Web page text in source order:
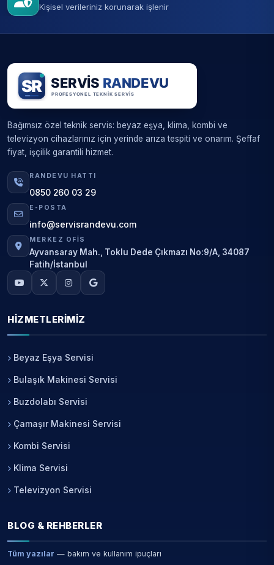
Kişisel verileriniz korunarak işlenir
Bağımsız özel teknik servis: beyaz eşya, klima, kombi ve
televizyon cihazlarınız için yerinde arıza tespiti ve onarım. Şeffaf
fiyat, işçilik garantili hizmet.
RANDEVU HATTI
0850 260 03 29
E-POSTA
info@servisrandevu.com
MERKEZ OFIS
Ayvansaray Mah., Toklu Dede Çıkmazı No:9/A, 34087
Fatih/İstanbul
HIZMETLERIMIZ
Beyaz Eşya Servisi
Bulaşık Makinesi Servisi
Buzdolabı Servisi
Çamaşır Makinesi Servisi
Kombi Servisi
Klima Servisi
Televizyon Servisi
BLOG & REHBERLER
Tüm yazılar — bakım ve kullanım ipuçları